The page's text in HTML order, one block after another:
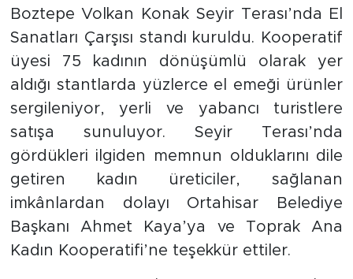
Boztepe Volkan Konak Seyir Terası’nda El
Sanatları Çarşısı standı kuruldu. Kooperatif
üyesi 75 kadının dönüşümlü olarak yer
aldığı stantlarda yüzlerce el emeği ürünler
sergileniyor, yerli ve yabancı turistlere
satışa sunuluyor. Seyir Terası’nda
gördükleri ilgiden memnun olduklarını dile
getiren kadın üreticiler, sağlanan
imkânlardan dolayı Ortahisar Belediye
Başkanı Ahmet Kaya’ya ve Toprak Ana
Kadın Kooperatifi’ne teşekkür ettiler.